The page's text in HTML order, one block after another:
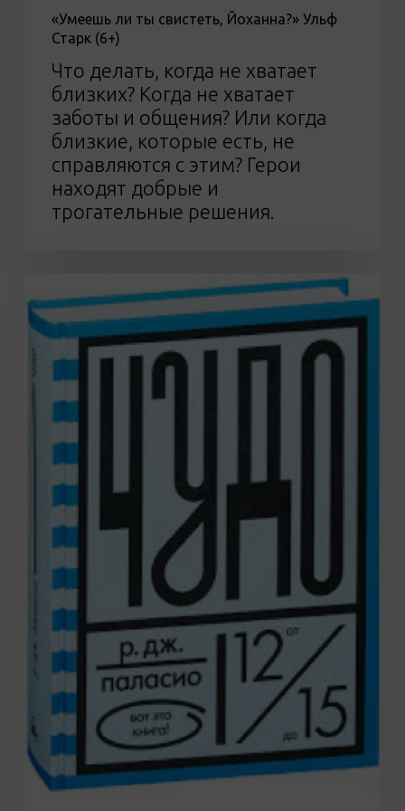
«Умеешь ли ты свистеть, Йоханна?» Ульф
Старк (6+)
Что делать, когда не хватает
близких? Когда не хватает
заботы и общения? Или когда
близкие, которые есть, не
справляются с этим? Герои
находят добрые и
трогательные решения.
Дж.
Паласио
«Чудо»
(12+)